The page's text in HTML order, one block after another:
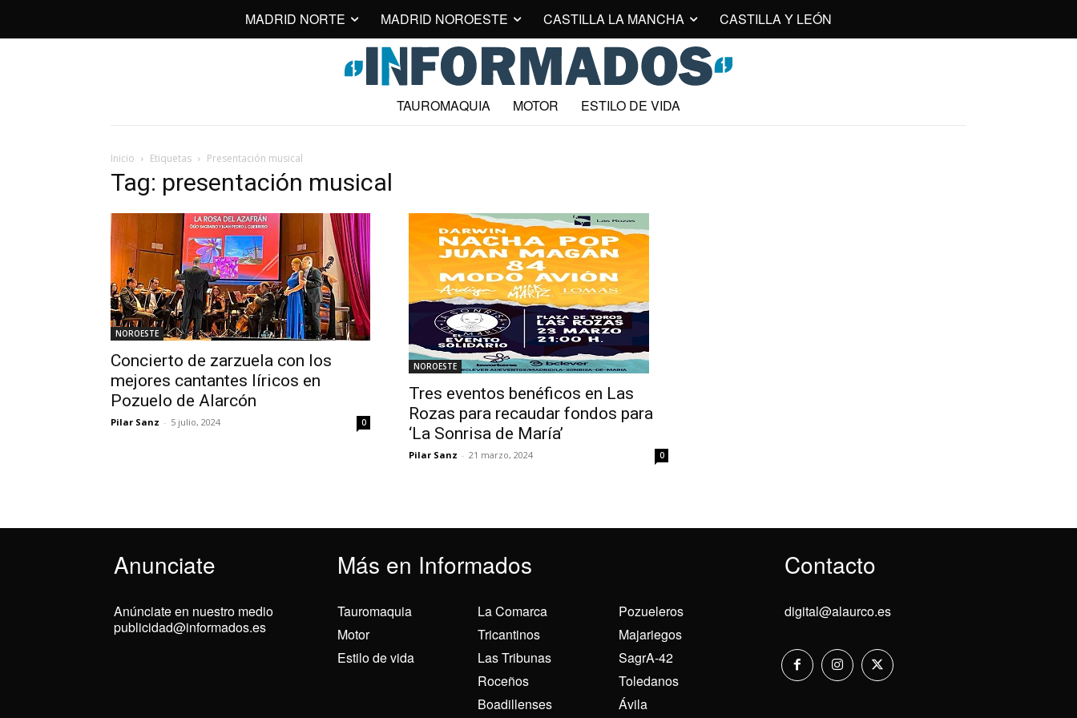
MADRID NORTE MADRID NOROESTE CASTILLA LA MANCHA CASTILLA Y LEÓN
TAUROMAQUIA MOTOR ESTILO DE VIDA
Inicio Etiquetas Presentación musical
Tag: presentación musical
NOROESTE
Concierto de zarzuela con los
mejores cantantes líricos en
Pozuelo de Alarcón
Pilar Sanz - 5 julio, 2024 0
NOROESTE
Tres eventos benéficos en Las
Rozas para recaudar fondos para
‘La Sonrisa de María’
Pilar Sanz - 21 marzo, 2024 0
Anunciate Más en Informados Contacto
Anúnciate en nuestro medio
publicidad@informados.es
Tauromaquia
Motor
Estilo de vida
La Comarca
Tricantinos
Las Tribunas
Roceños
Boadillenses
Pozueleros
Majariegos
SagrA-42
Toledanos
Ávila
digital@alaurco.es